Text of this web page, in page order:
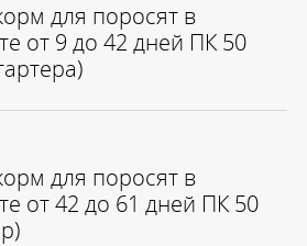
для поросят в
от 9 до 42 дней ПК 50
для поросят в
от 42 до 61 дней ПК 50